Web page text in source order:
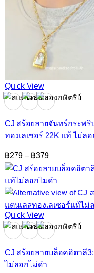
Quick View
CJ สร้อยลายจันทร์กระพริ
ทองเลเซอร์ 22K แท้ ไม่ล
฿279 – ฿379Price
range:
฿279
through
฿379
Quick View
CJ สร้อยลายบล็อคอิตาลี
ไม่ลอกไม่ดำ